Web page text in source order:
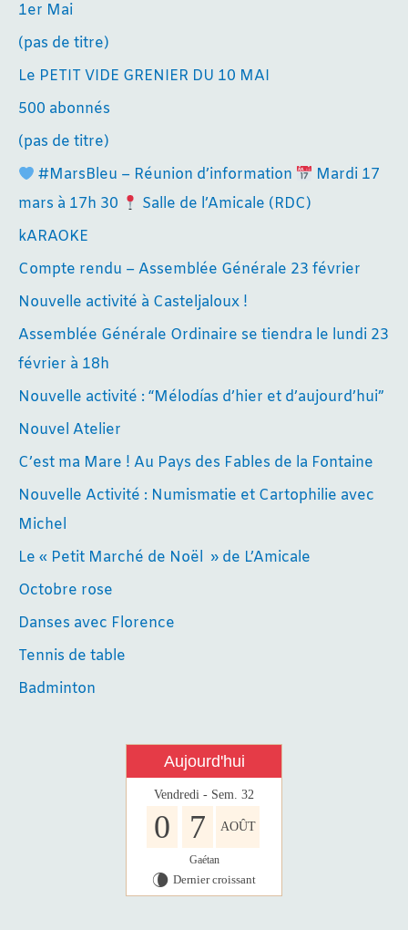
1er Mai
(pas de titre)
Le PETIT VIDE GRENIER DU 10 MAI
500 abonnés
(pas de titre)
#MarsBleu – Réunion d’information
Mardi 17
mars à 17h 30
Salle de l’Amicale (RDC)
kARAOKE
Compte rendu – Assemblée Générale 23 février
Nouvelle activité à Casteljaloux !
Assemblée Générale Ordinaire se tiendra le lundi 23
février à 18h
Nouvelle activité : “Mélodías d’hier et d’aujourd’hui”
Nouvel Atelier
C’est ma Mare ! Au Pays des Fables de la Fontaine
Nouvelle Activité : Numismatie et Cartophilie avec
Michel
Le « Petit Marché de Noël » de L’Amicale
Octobre rose
Danses avec Florence
Tennis de table
Badminton
Aujourd'hui
Vendredi - Sem. 32
0 7 AOÛT
Gaétan
V Dernier croissant